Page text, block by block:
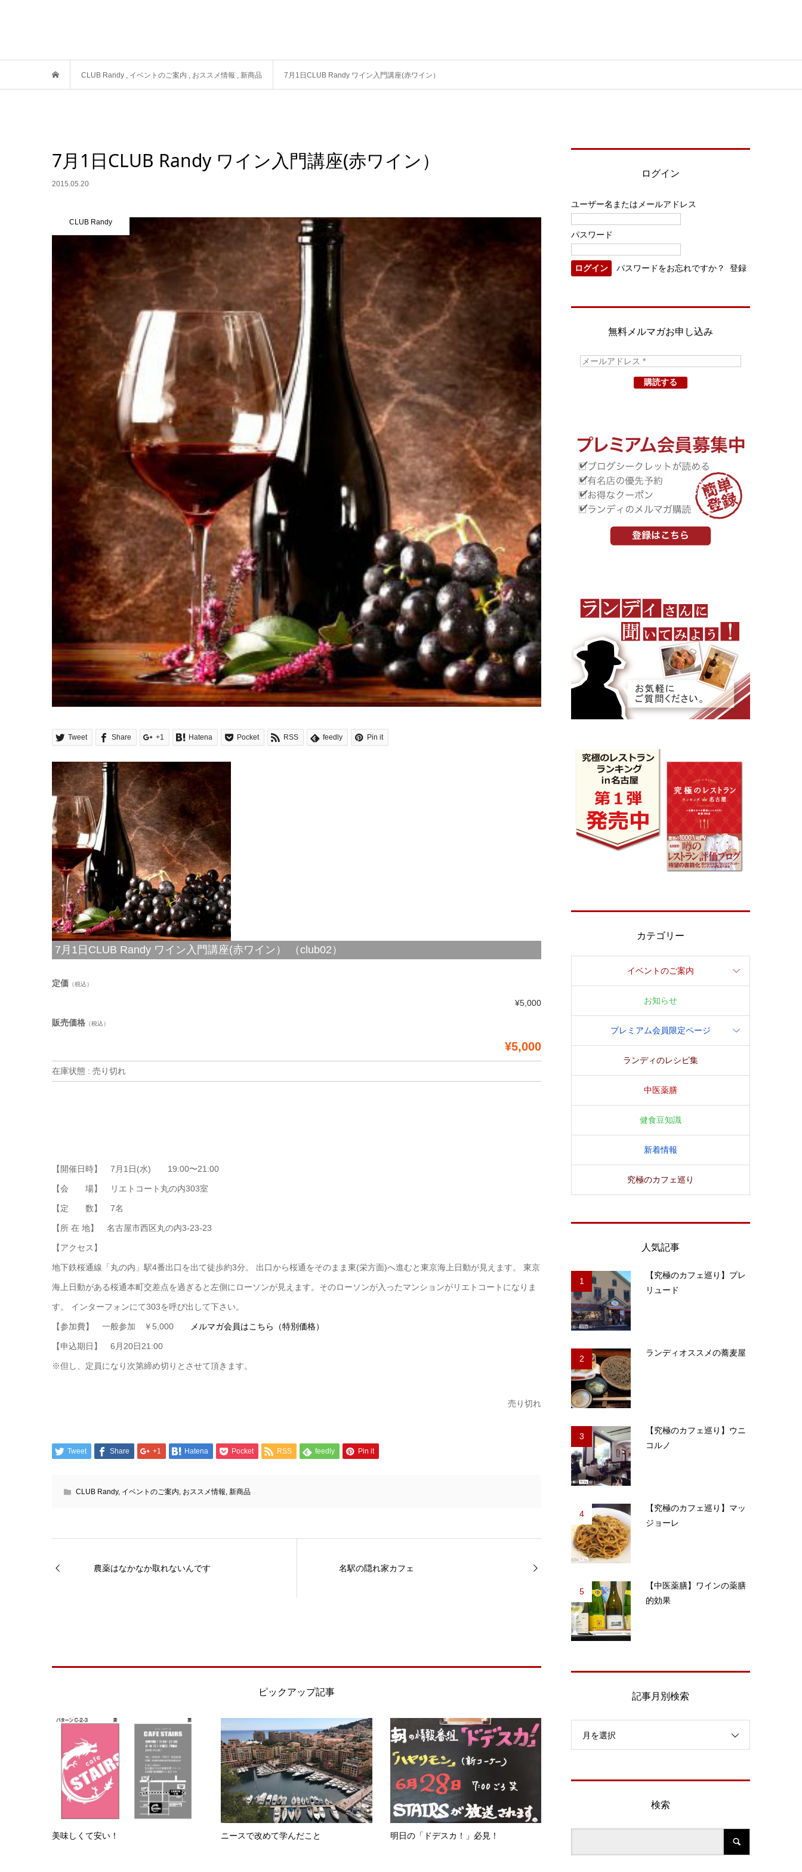
CLUB Randy , イベントのご案内 , おススメ情報 , 新商品 7月1日CLUB Randy ワイン入門講座(赤ワイン）
7月1日CLUB Randy ワイン入門講座(赤ワイン）
2015.05.20
CLUB Randy
Tweet Share +1 Hatena Pocket RSS feedly Pin it
7月1日CLUB Randy ワイン入門講座(赤ワイン） （club02）
定価 （税込）
¥5,000
販売価格 （税込）
¥5,000
在庫状態 : 売り切れ
【開催日時】 7月1日(水) 19:00〜21:00
【会 場】 リエトコート丸の内303室
【定 数】 7名
【所 在 地】 名古屋市西区丸の内3-23-23
【アクセス】
地下鉄桜通線「丸の内」駅4番出口を出て徒歩約3分。 出口から桜通をそのまま東(栄方面)へ進むと東京海上日動が見えます。 東京
海上日動がある桜通本町交差点を過ぎると左側にローソンが見えます。そのローソンが入ったマンションがリエトコートになりま
す。 インターフォンにて303を呼び出して下さい。
【参加費】 一般参加 ￥5,000 メルマガ会員はこちら（特別価格）
【申込期日】 6月20日21:00
※但し、定員になり次第締め切りとさせて頂きます。
売り切れ
Tweet Share +1 Hatena Pocket RSS feedly Pin it
CLUB Randy, イベントのご案内, おススメ情報, 新商品
農薬はなかなか取れないんです 名駅の隠れ家カフェ
ピックアップ記事
美味しくて安い！ ニースで改めて学んだこと 明日の「ドデスカ！」必見！
ログイン
ユーザー名またはメールアドレス
パスワード
パスワードをお忘れですか？ 登録
無料メルマガお申し込み
カテゴリー
イベントのご案内
お知らせ
プレミアム会員限定ページ
ランディのレシピ集
中医薬膳
健食豆知識
新着情報
究極のカフェ巡り
人気記事
1
【究極のカフェ巡り】プレ
リュード
2
ランディオススメの蕎麦屋
3
【究極のカフェ巡り】ウニ
コルノ
4
【究極のカフェ巡り】マッ
ジョーレ
5
【中医薬膳】ワインの薬膳
的効果
記事月別検索
月を選択
検索